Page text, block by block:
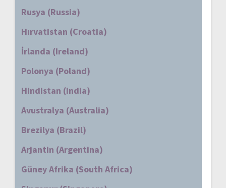
Rusya (Russia)
Hırvatistan (Croatia)
İrlanda (Ireland)
Polonya (Poland)
Hindistan (India)
Avustralya (Australia)
Brezilya (Brazil)
Arjantin (Argentina)
Güney Afrika (South Africa)